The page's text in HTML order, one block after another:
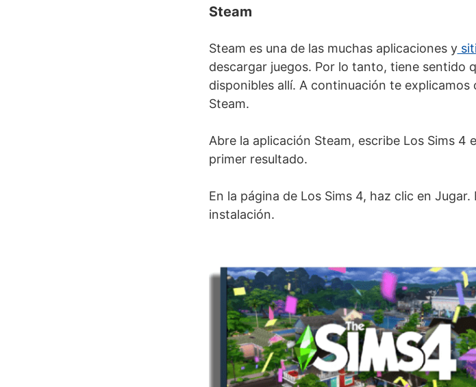
Steam
Steam es una de las muchas aplicaciones y
descargar juegos. Por lo tanto, tiene sentido
disponibles allí. A continuación te
Steam.
Abre la aplicación Steam, escribe Los Sims 4
primer resultado.
En la página de Los Sims 4, haz clic en
instalación.